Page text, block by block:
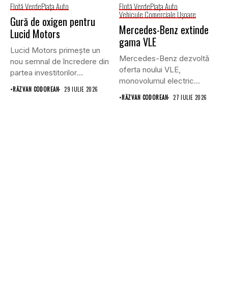
Flotă VerdePiaţa Auto
Gură de oxigen pentru
Lucid Motors
Lucid Motors primește un
nou semnal de încredere din
partea investitorilor
saudiți,...
•RĂZVAN CODOREAN 29 IULIE 2026
Flotă VerdePiaţa Auto
Vehicule Comerciale Uşoare
Mercedes-Benz extinde
gama VLE
Mercedes-Benz dezvoltă
oferta noului VLE,
monovolumul electric
premium care își propune
•RĂZVAN CODOREAN 27 IULIE 2026